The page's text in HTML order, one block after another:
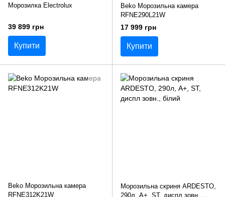
Морозилка Electrolux
39 899 грн
Купити
Beko Морозильна камера
RFNE290L21W
17 999 грн
Купити
Beko Морозильна камера
RFNE312K21W
Морозильна скриня ARDESTO,
290л, А+, ST, диспл зовн.,